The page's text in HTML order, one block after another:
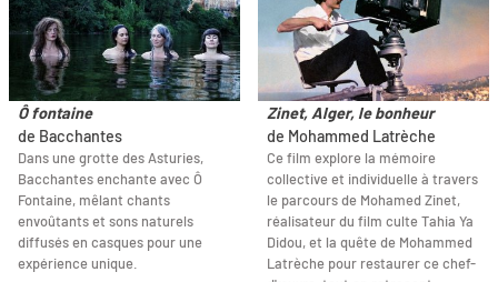
Ô fontaine
de Bacchantes
Dans une grotte des Asturies,
Bacchantes enchante avec Ô
Fontaine, mêlant chants
envoûtants et sons naturels
diffusés en casques pour une
expérience unique.
Zinet, Alger, le bonheur
de Mohammed Latrèche
Ce film explore la mémoire
collective et individuelle à travers
le parcours de Mohamed Zinet,
réalisateur du film culte Tahia Ya
Didou, et la quête de Mohammed
Latrèche pour restaurer ce chef-